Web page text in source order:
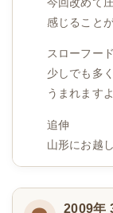
感じることが
スローフード
少しでも多
うまれます
追伸
山形にお越
2009年